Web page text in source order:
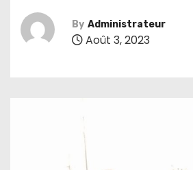
By Administrateur
Août 3, 2023